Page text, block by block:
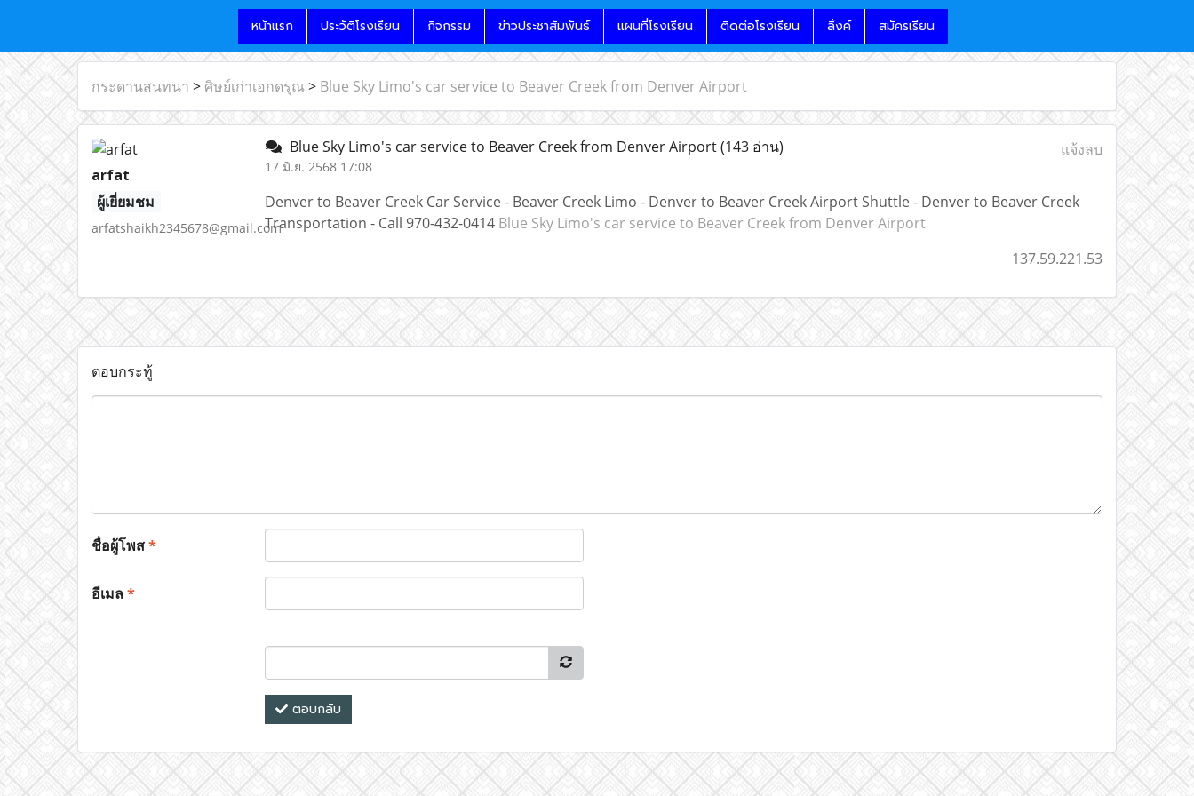
หน้าแรก ประวัติโรงเรียน กิจกรรม ข่าวประชาสัมพันธ์ แผนที่โรงเรียน ติดต่อโรงเรียน ลิ้งค์ สมัครเรียน
กระดานสนทนา > ศิษย์เก่าเอกดรุณ > Blue Sky Limo's car service to Beaver Creek from Denver Airport
arfat
ผู้เยี่ยมชม
arfatshaikh2345678@gmail.com
Blue Sky Limo's car service to Beaver Creek from Denver Airport(143 อ่าน)
17 มิ.ย. 2568 17:08
แจ้งลบ
Denver to Beaver Creek Car Service - Beaver Creek Limo - Denver to Beaver Creek Airport Shuttle - Denver to Beaver Creek
Transportation - Call 970-432-0414 Blue Sky Limo's car service to Beaver Creek from Denver Airport
137.59.221.53
ตอบกระทู้
ชื่อผู้โพส*
อีเมล*
ตอบกลับ